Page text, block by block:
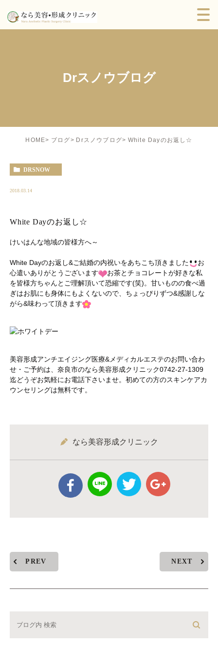
Drスノウブログ
HOME ブログ Drスノウブログ White Dayのお返し☆
DRSNOW
2018.03.14
White Dayのお返し☆
けいはんな地域の皆様方へ～
White Dayのお返し&ご結婚の内祝いをあちこち頂きました
お
心遣いありがとうございます
お茶とチョコレートが好きな私
を皆様方ちゃんとご理解頂いて恐縮です(笑)。甘いものの食べ過
ぎはお肌にも身体にもよくないので、ちょっぴりずつ&感謝しな
がら&味わって頂きます
美容形成アンチエイジング医療&メディカルエステのお問い合わ
せ・ご予約は、奈良市のなら美容形成クリニック0742-27-1309
迄どうぞお気軽にお電話下さいませ。初めての方のスキンケアカ
ウンセリングは無料です。
なら美容形成クリニック
PREV NEXT